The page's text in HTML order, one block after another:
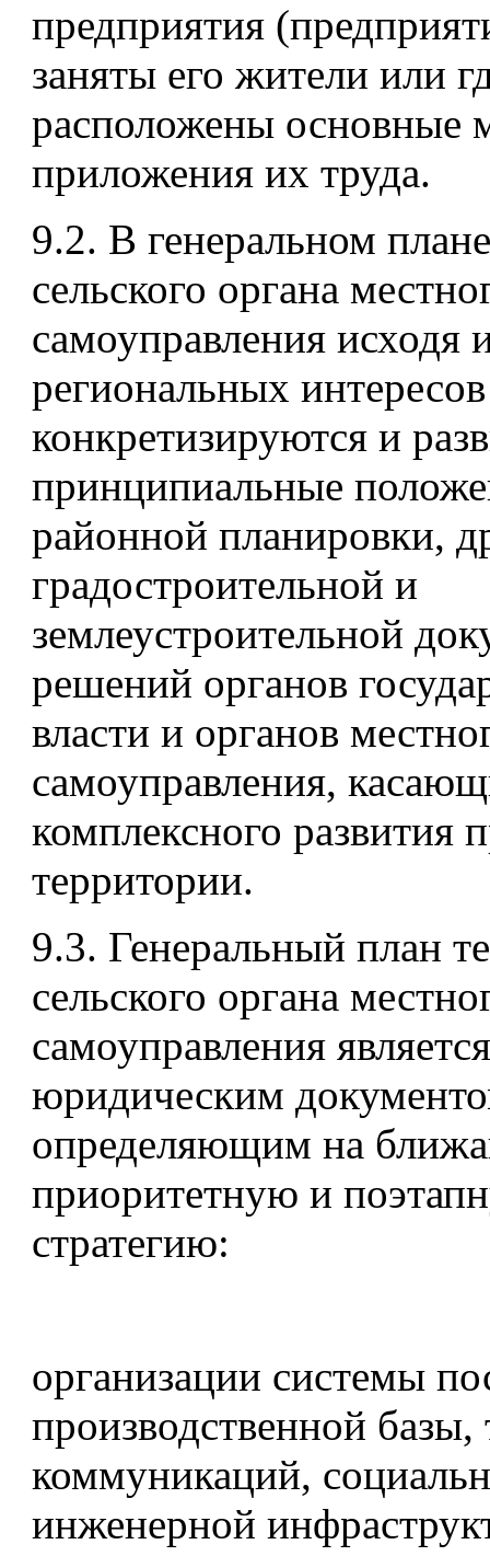
предприятия
заняты его жители или
расположены основные
приложения их труда.
9.2. В генеральном
сельского органа
самоуправления исходя
региональных интересов
конкретизируются и
принципиальные
районной планировки,
градостроительной и
землеустроительной
решений органов
власти и органов
самоуправления,
комплексного развития
территории.
9.3. Генеральный план
сельского органа
самоуправления является
юридическим
определяющим на
приоритетную и
стратегию:
организации системы
производственной
коммуникаций,
инженерной